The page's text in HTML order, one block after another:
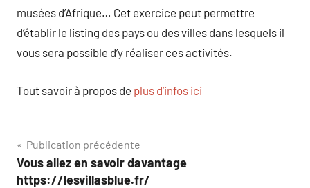
musées d’Afrique… Cet exercice peut permettre
d’établir le listing des pays ou des villes dans lesquels il
vous sera possible d’y réaliser ces activités.
Tout savoir à propos de plus d’infos ici
Navigation
de
Publication précédente
Vous allez en savoir davantage
https://lesvillasblue.fr/